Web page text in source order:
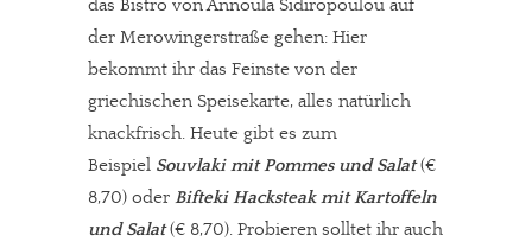
das Bistro von Annoula Sidiropoulou auf
der Merowingerstraße gehen: Hier
bekommt ihr das Feinste von der
griechischen Speisekarte, alles natürlich
knackfrisch. Heute gibt es zum
Beispiel Souvlaki mit Pommes und Salat(€
8,70) oder Bifteki Hacksteak mit Kartoffeln
und Salat(€ 8,70). Probieren solltet ihr auch